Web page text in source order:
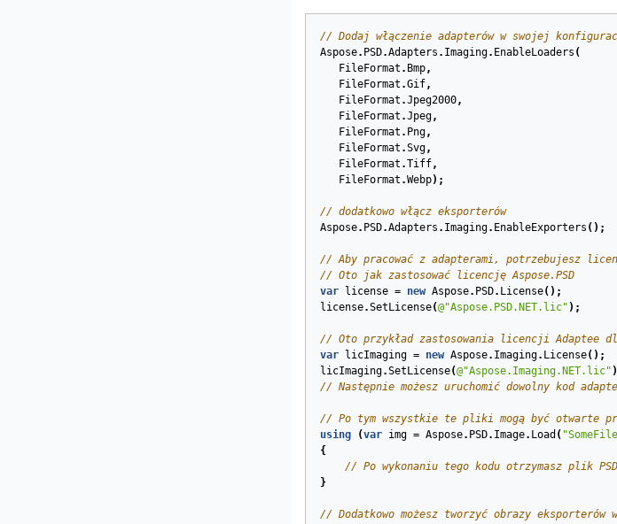
// Dodaj włączenie adapterów w swojej
Aspose. PSD.Adapters . Imaging. EnableLoaders (
FileFormat . Bmp,
FileFormat .Gif,
FileFormat .Jpeg2000,
FileFormat .Jpeg,
FileFormat . Png,
FileFormat .Svg,
FileFormat .Tiff,
FileFormat .Webp);
// dodatkowo włącz eksporterów
Aspose. PSD.Adapters . Imaging. EnableExporters ();
// Aby pracować z adapterami, potrzebujesz
// Oto jak zastosować licencję Aspose.PSD
var
license = new Aspose. PSD. License();
license.SetLicense(@"Aspose.PSD.NET.lic" );
// Oto przykład zastosowania licencji Adaptee
var
licImaging = new Aspose. Imaging. License();
licImaging.SetLicense(@"Aspose.Imaging.NET.lic"
// Następnie możesz uruchomić dowolny kod
// Po tym wszystkie te pliki mogą być otwarte
using
(var img = Aspose. PSD. Image. Load (
{
// Po wykonaniu tego kodu otrzymasz plik
}
// Dodatkowo możesz tworzyć obrazy eksporterów